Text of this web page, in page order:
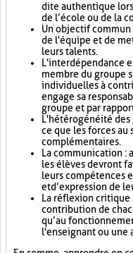
dite authentique
de l’école ou de la
Un objectif commun
de l'équipe et de
leurs talents.
L'interdépendance
membre du groupe
individuelles à
engage sa
groupe et par
L'hétérogénéité des
ce que les forces
complémentaires.
La communication
les élèves devront
leurs compétences
et d’expression de
La réflexion critique
contribution de
qu’au
l'enseignant ou une